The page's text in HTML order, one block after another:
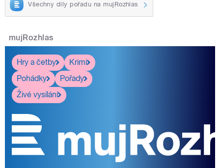
Všechny díly pořadu na mujRozhlas
mujRozhlas
Hry a četby
Krimi
Pohádky
Pořady
Živé vysílání